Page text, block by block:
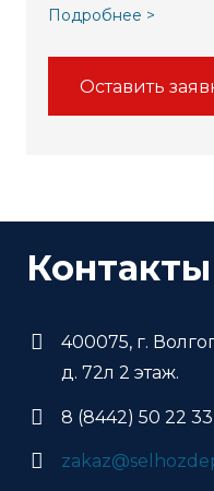
Подробнее >
Оставить
Контакты
400075, г.
д. 72л 2 этаж.
8 (8442) 50 22 33